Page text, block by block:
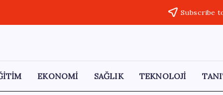
Subscribe
EKONOMİ SAĞLIK TEKNOLOJİ